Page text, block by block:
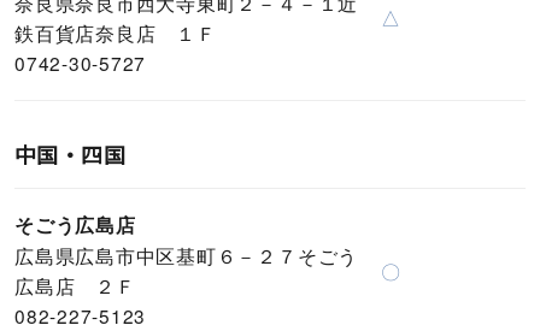
鉄百貨店奈良店 １Ｆ
0742-30-5727
△
中国・四国
そごう広島店
広島県広島市中区基町６－２７そごう
広島店 ２Ｆ
082-227-5123
〇